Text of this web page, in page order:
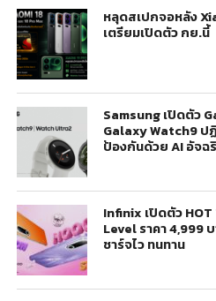
หลุดสเปกจอหลัง
เตรียมเปิดตัว กย.นี้
Samsung เปิดตัว
Galaxy Watch9 ป
ป้องกันด้วย AI อัจฉ
Infinix เปิดตัว
Level ราคา 4,999
ชาร์จไว ทนทาน